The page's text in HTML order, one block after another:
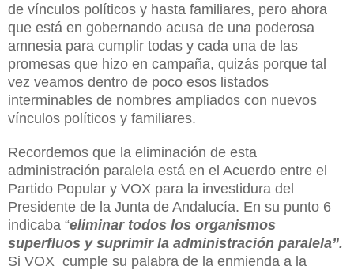
de vínculos políticos y hasta familiares, pero ahora
que está en gobernando acusa de una poderosa
amnesia para cumplir todas y cada una de las
promesas que hizo en campaña, quizás porque tal
vez veamos dentro de poco esos listados
interminables de nombres ampliados con nuevos
vínculos políticos y familiares.
Recordemos que la eliminación de esta
administración paralela está en el Acuerdo entre el
Partido Popular y VOX para la investidura del
Presidente de la Junta de Andalucía. En su punto 6
indicaba “eliminar todos los organismos
superfluos y suprimir la administración paralela”.
Si VOX cumple su palabra de la enmienda a la